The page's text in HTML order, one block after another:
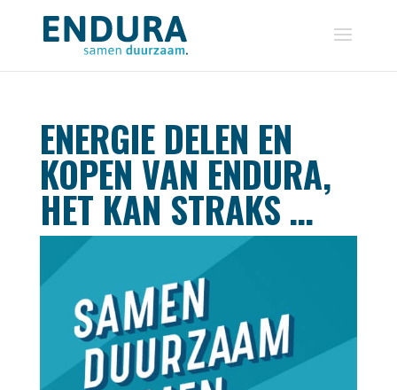
ENERGIE DELEN EN
KOPEN VAN ENDURA,
HET KAN STRAKS …